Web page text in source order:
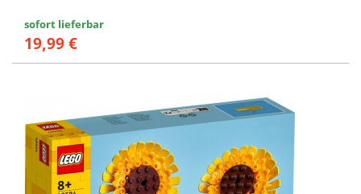
sofort lieferbar
19,99 €